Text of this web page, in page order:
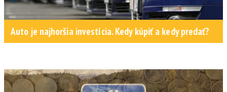
Auto je najhoršia investícia. Kedy kúpiť a kedy predať?